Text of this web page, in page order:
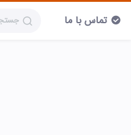
تماس با ما